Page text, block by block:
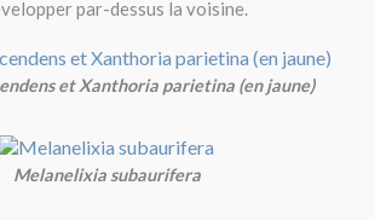
par-dessus la voisine.
et Xanthoria parietina (en jaune)
Melanelixia subaurifera